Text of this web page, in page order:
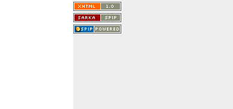
Saint-Nom.
Veuillez consulter le message du
service ci-dessous.
(401 - Invalid API key. Please see
https://openweathermap.org/faq#error401